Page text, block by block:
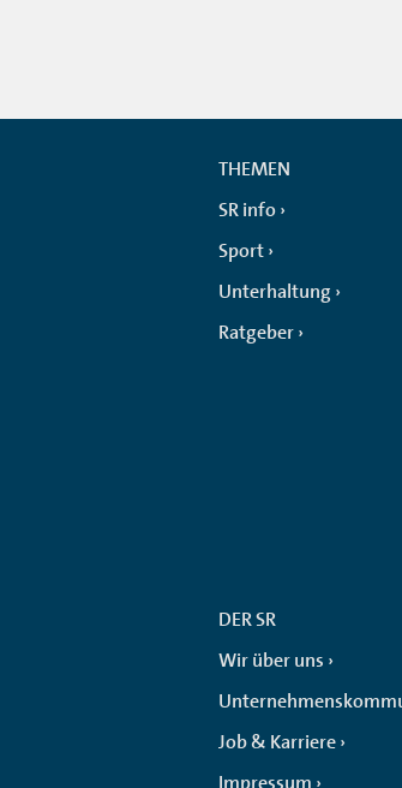
THEMEN
SR info
Sport
Unterhaltung
Ratgeber
DER SR
Wir über uns
Job & Karriere